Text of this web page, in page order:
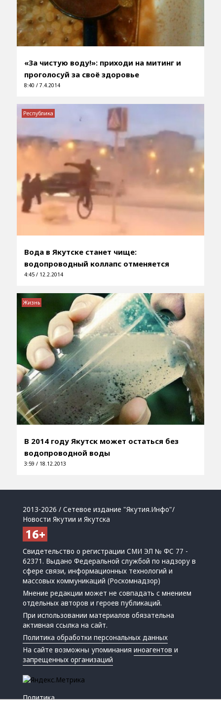
«За чистую воду!»: приходи на митинг и
проголосуй за своё здоровье
8:40 / 7.4.2014
Вода в Якутске станет чище:
водопроводный коллапс отменяется
4:45 / 12.2.2014
Республика
В 2014 году Якутск может остаться без
водопроводной воды
3:59 / 18.12.2013
Жизнь
2013-2026 / Сетевое издание "Якутия.Инфо"/
Новости Якутии и Якутска
Свидетельство о регистрации СМИ ЭЛ № ФС 77 -
62371. Выдано Федеральной службой по надзору в
сфере связи, информационных технологий и
массовых коммуникаций (Роскомнадзор)
Мнение редакции может не совпадать с мнением
отдельных авторов и героев публикаций.
При использовании материалов обязательна
активная ссылка на сайт.
Политика обработки персональных данных
На сайте возможны упоминанияиноагентов и
запрещенных организаций
Политика